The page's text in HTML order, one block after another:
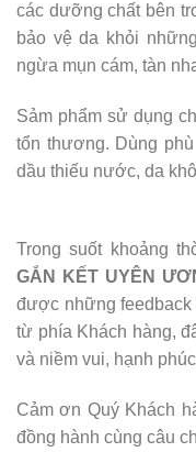
các dưỡng chất bên
bảo vệ da khỏi
ngừa mụn cám, tàn
Sảm phẩm sử dụng
tổn thương. Dùng
dầu thiếu nước, da
Trong suốt khoảng
GẮN KẾT UYÊN
được những
từ phía Khách hàng,
và niềm vui, hạnh
Cảm ơn Quý Khách
đồng hành cùng câu